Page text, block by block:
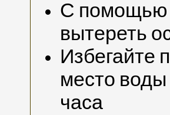
С помощью
вытереть
Избегайте
место
часа